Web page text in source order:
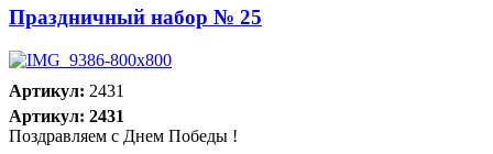
Праздничный набор № 25
Артикул: 2431
Артикул: 2431
Поздравляем с Днем Победы !